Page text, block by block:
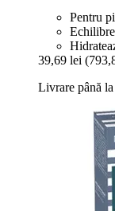
Pentru
39,69 lei
Livrare până